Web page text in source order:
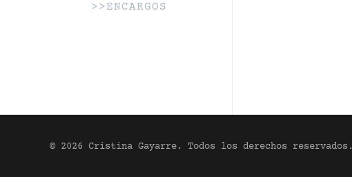
>>ENCARGOS
© 2026 Cristina Gayarre. Todos los derechos reservados.